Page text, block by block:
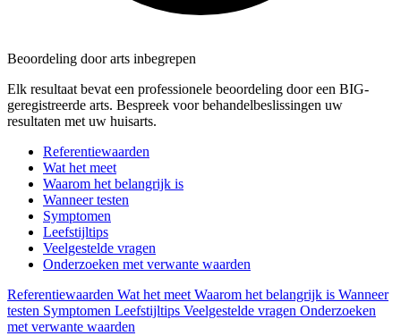
Beoordeling door arts inbegrepen
Elk resultaat bevat een professionele beoordeling door een BIG-
geregistreerde arts. Bespreek voor behandelbeslissingen uw
resultaten met uw huisarts.
Referentiewaarden
Wat het meet
Waarom het belangrijk is
Wanneer testen
Symptomen
Leefstijltips
Veelgestelde vragen
Onderzoeken met verwante waarden
Referentiewaarden Wat het meet Waarom het belangrijk is Wanneer
testen Symptomen Leefstijltips Veelgestelde vragen Onderzoeken
met verwante waarden